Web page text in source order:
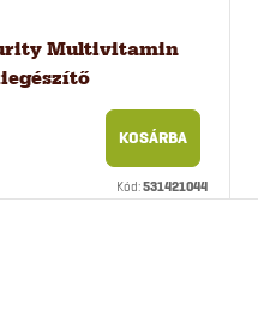
Multivitamin
200 g
KOSÁRBA
Kód:531421044